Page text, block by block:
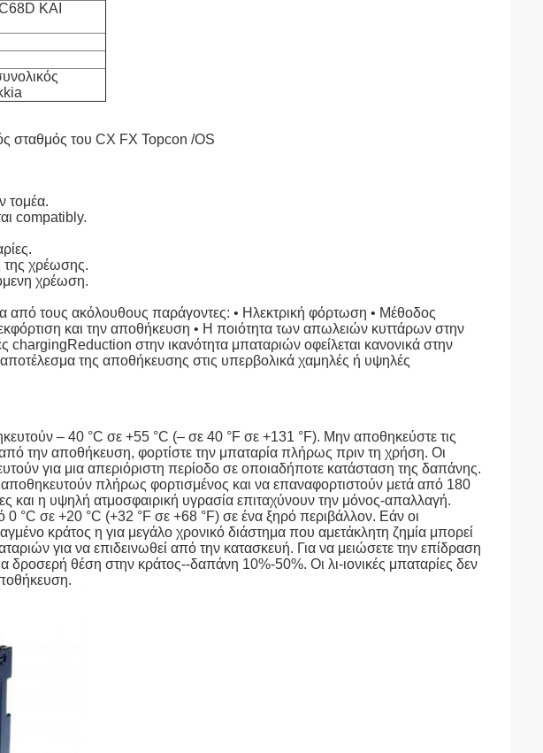
ΚΑΙ
σταθμός του CX FX Topcon /OS
τομέα.
compatibly.
της χρέωσης.
χρέωση.
από τους ακόλουθους παράγοντες: • Ηλεκτρική φόρτωση • Μέθοδος
και την αποθήκευση • Η ποιότητα των απωλειών κυττάρων στην
chargingReduction στην ικανότητα μπαταριών οφείλεται κανονικά στην
αποτέλεσμα της αποθήκευσης στις υπερβολικά χαμηλές ή υψηλές
– 40 °C σε +55 °C (– σε 40 °F σε +131 °F). Μην αποθηκεύστε τις
την αποθήκευση, φορτίστε την μπαταρία πλήρως πριν τη χρήση. Οι
για μια απεριόριστη περίοδο σε οποιαδήποτε κατάσταση της δαπάνης.
πλήρως φορτισμένος και να επαναφορτιστούν μετά από 180
και η υψηλή ατμοσφαιρική υγρασία επιταχύνουν την μόνος-απαλλαγή.
°C σε +20 °C (+32 °F σε +68 °F) σε ένα ξηρό περιβάλλον. Εάν οι
κράτος η για μεγάλο χρονικό διάστημα που αμετάκλητη ζημία μπορεί
για να επιδεινωθεί από την κατασκευή. Για να μειώσετε την επίδραση
δροσερή θέση στην κράτος--δαπάνη 10%-50%. Οι λι-ιονικές μπαταρίες δεν